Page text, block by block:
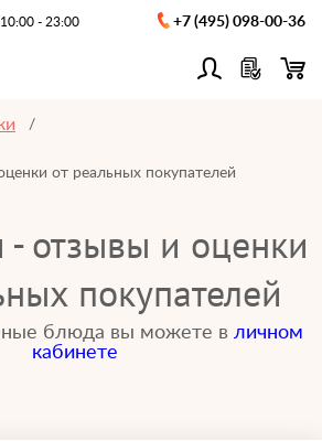
10:00 - 23:00 +7 (495) 098-00-36
от реальных покупателей
отзывы и оценки
покупателей
блюда вы можете в личном
кабинете